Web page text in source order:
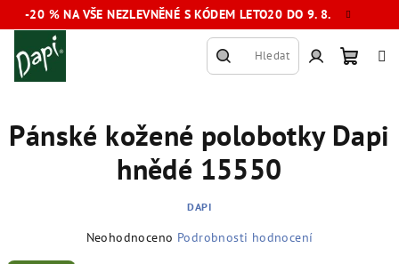
Přejít
na
-20 % NA VŠE NEZLEVNĚNÉ S KÓDEM LETO20 DO 9. 8.
Hledat
košík
Pánské kožené polobotky Dapi
hnědé 15550
DAPI
Neohodnoceno Podrobnosti hodnocení